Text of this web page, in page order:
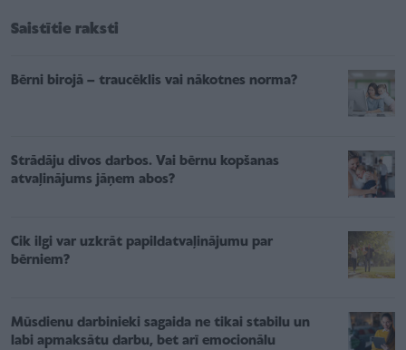
Saistītie raksti
Bērni birojā – traucēklis vai nākotnes norma?
Strādāju divos darbos. Vai bērnu kopšanas
atvaļinājums jāņem abos?
Cik ilgi var uzkrāt papildatvaļinājumu par
bērniem?
Mūsdienu darbinieki sagaida ne tikai stabilu un
labi apmaksātu darbu, bet arī emocionālu